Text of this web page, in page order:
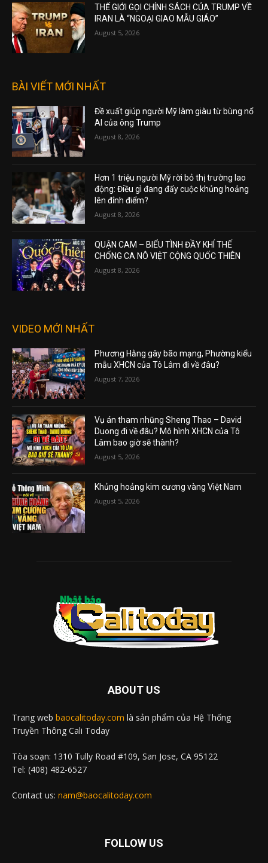
THẾ GIỚI GỌI CHÍNH SÁCH CỦA TRUMP VỀ
IRAN LÀ “NGOẠI GIAO MẪU GIÁO”
August 5, 2026
BÀI VIẾT MỚI NHẤT
Đề xuất giúp người Mỹ làm giàu từ bùng nổ
AI của ông Trump
August 8, 2026
Hơn 1 triệu người Mỹ rời bỏ thị trường lao
động: Điều gì đang đẩy cuộc khủng hoảng
lên đỉnh điểm?
August 8, 2026
QUẬN CAM – BIỂU TÌNH ĐẦY KHÍ THẾ
CHỐNG CA NÔ VIỆT CỘNG QUỐC THIÊN
August 8, 2026
VIDEO MỚI NHẤT
Phương Hằng gây bão mạng, Phường kiểu
mẫu XHCN của Tô Lâm đi về đâu?
August 7, 2026
Vụ án tham nhũng Sheng Thao – David
Duong đi về đâu? Mô hình XHCN của Tô
Lâm bao giờ sẽ thành?
August 5, 2026
Khủng hoảng kim cương vàng Việt Nam
August 5, 2026
ABOUT US
Trang web baocalitoday.com là sản phẩm của Hệ Thống
Truyền Thông Cali Today
Tòa soạn: 1310 Tully Road #109, San Jose, CA 95122
Tel: (408) 482-6527
Contact us: nam@baocalitoday.com
FOLLOW US